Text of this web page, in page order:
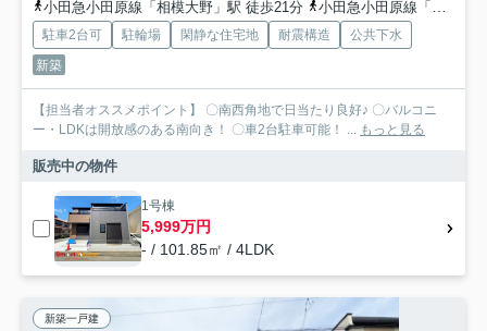
小田急小田原線「相模大野」駅 徒歩21分
小田急小田原線「小田急相模原」駅 徒歩27分
駐車2台可 駐輪場 閑静な住宅地 耐震構造
公共下水
新築
【担当者オススメポイント】 〇南西角地で日当たり良好♪ 〇バルコニ
ー・LDKは開放感のある南向き！ 〇車2台駐車可能！ ... もっと見る
販売中の物件
1号棟
5,999万円
- / 101.85㎡ / 4LDK
新築一戸建